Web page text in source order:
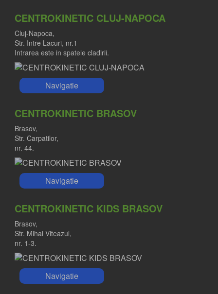
CENTROKINETIC CLUJ-NAPOCA
Cluj-Napoca,
Str. Intre Lacuri, nr.1
Intrarea este in spatele cladirii.
Navigatie
CENTROKINETIC BRASOV
Brasov,
Str. Carpatilor,
nr. 44.
Navigatie
CENTROKINETIC KIDS BRASOV
Brasov,
Str. Mihai Viteazul,
nr. 1-3.
Navigatie